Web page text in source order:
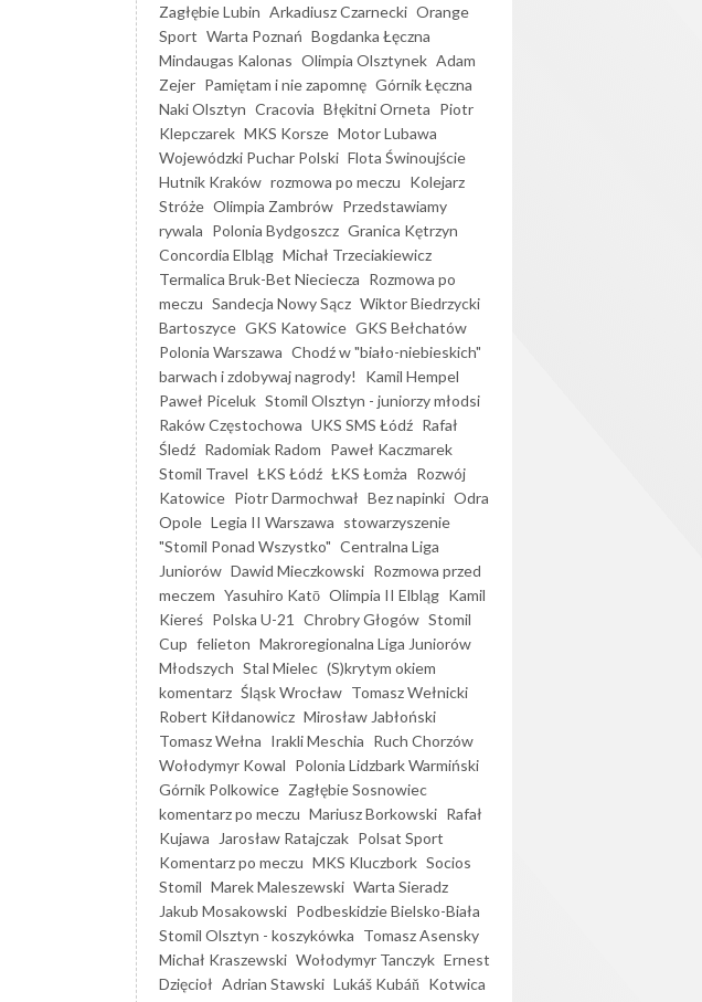
Zagłębie Lubin Arkadiusz Czarnecki Orange
Sport Warta Poznań Bogdanka Łęczna
Mindaugas Kalonas Olimpia Olsztynek Adam
Zejer Pamiętam i nie zapomnę Górnik Łęczna
Naki Olsztyn Cracovia Błękitni Orneta Piotr
Klepczarek MKS Korsze Motor Lubawa
Wojewódzki Puchar Polski Flota Świnoujście
Hutnik Kraków rozmowa po meczu Kolejarz
Stróże Olimpia Zambrów Przedstawiamy
rywala Polonia Bydgoszcz Granica Kętrzyn
Concordia Elbląg Michał Trzeciakiewicz
Termalica Bruk-Bet Nieciecza Rozmowa po
meczu Sandecja Nowy Sącz Wiktor Biedrzycki
Bartoszyce GKS Katowice GKS Bełchatów
Polonia Warszawa Chodź w "biało-niebieskich"
barwach i zdobywaj nagrody!
Kamil Hempel
Paweł Piceluk Stomil Olsztyn - juniorzy młodsi
Raków Częstochowa UKS SMS Łódź Rafał
Śledź Radomiak Radom Paweł Kaczmarek
Stomil Travel ŁKS Łódź ŁKS Łomża Rozwój
Katowice Piotr Darmochwał Bez napinki Odra
Opole Legia II Warszawa stowarzyszenie
"Stomil Ponad Wszystko" Centralna Liga
Juniorów Dawid Mieczkowski Rozmowa przed
meczem Yasuhiro Katō Olimpia II Elbląg Kamil
Kiereś Polska U-21 Chrobry Głogów Stomil
Cup felieton Makroregionalna Liga Juniorów
Młodszych Stal Mielec (S)krytym okiem
komentarz Śląsk Wrocław Tomasz Wełnicki
Robert Kiłdanowicz Mirosław Jabłoński
Tomasz Wełna Irakli Meschia Ruch Chorzów
Wołodymyr Kowal Polonia Lidzbark Warmiński
Górnik Polkowice Zagłębie Sosnowiec
komentarz po meczu Mariusz Borkowski Rafał
Kujawa
Jarosław Ratajczak Polsat Sport
Komentarz po meczu MKS Kluczbork Socios
Stomil Marek Maleszewski Warta Sieradz
Jakub Mosakowski Podbeskidzie Bielsko-Biała
Stomil Olsztyn - koszykówka Tomasz Asensky
Michał Kraszewski Wołodymyr Tanczyk Ernest
Dzięcioł Adrian Stawski Lukáš Kubáň Kotwica